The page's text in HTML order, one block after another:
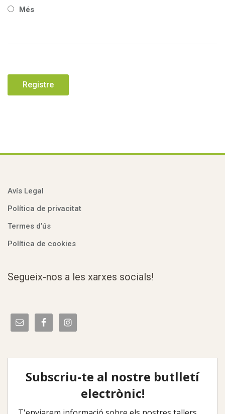
Més
Avís Legal
Política de privacitat
Termes d’ús
Política de cookies
Segueix-nos a les xarxes socials!